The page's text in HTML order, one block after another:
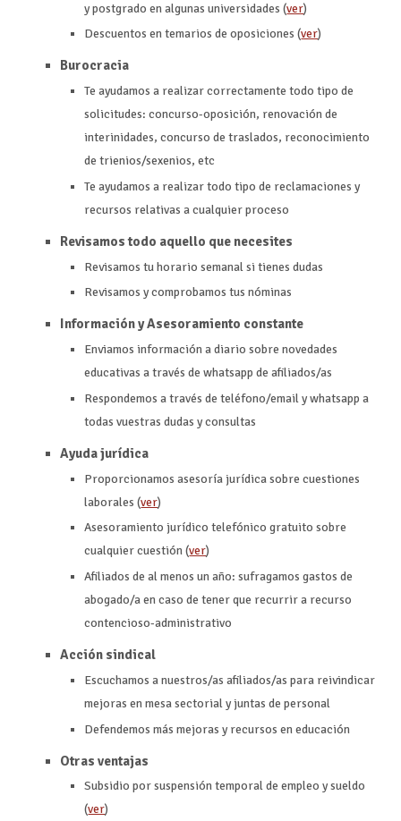
y postgrado en algunas universidades (ver)
Descuentos en temarios de oposiciones (ver)
Burocracia
Te ayudamos a realizar correctamente todo tipo de
solicitudes: concurso-oposición, renovación de
interinidades, concurso de traslados, reconocimiento
de trienios/sexenios, etc
Te ayudamos a realizar todo tipo de reclamaciones y
recursos relativas a cualquier proceso
Revisamos todo aquello que necesites
Revisamos tu horario semanal si tienes dudas
Revisamos y comprobamos tus nóminas
Información y Asesoramiento constante
Enviamos información a diario sobre novedades
educativas a través de whatsapp de afiliados/as
Respondemos a través de teléfono/email y whatsapp a
todas vuestras dudas y consultas
Ayuda jurídica
Proporcionamos asesoría jurídica sobre cuestiones
laborales (ver)
Asesoramiento jurídico telefónico gratuito sobre
cualquier cuestión (ver)
Afiliados de al menos un año: sufragamos gastos de
abogado/a en caso de tener que recurrir a recurso
contencioso-administrativo
Acción sindical
Escuchamos a nuestros/as afiliados/as para reivindicar
mejoras en mesa sectorial y juntas de personal
Defendemos más mejoras y recursos en educación
Otras ventajas
Subsidio por suspensión temporal de empleo y sueldo
(ver)